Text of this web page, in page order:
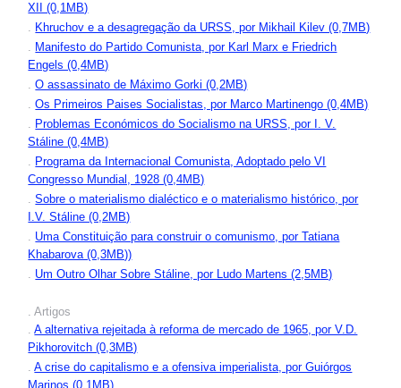
XII (0,1MB)
. Khruchov e a desagregação da URSS, por Mikhail Kilev (0,7MB)
. Manifesto do Partido Comunista, por Karl Marx e Friedrich
Engels (0,4MB)
.O assassinato de Máximo Gorki (0,2MB)
.Os Primeiros Paises Socialistas, por Marco Martinengo (0,4MB)
. Problemas Económicos do Socialismo na URSS, por I. V.
Stáline (0,4MB)
. Programa da Internacional Comunista, Adoptado pelo VI
Congresso Mundial, 1928 (0,4MB)
.Sobre o materialismo dialéctico e o materialismo histórico, por
I.V. Stáline (0,2MB)
. Uma Constituição para construir o comunismo, por Tatiana
Khabarova (0,3MB))
. Um Outro Olhar Sobre Stáline, por Ludo Martens (2,5MB)
. Artigos
.A alternativa rejeitada à reforma de mercado de 1965, por V.D.
Pikhorovitch (0,3MB)
.A crise do capitalismo e a ofensiva imperialista, por Guiórgos
Marinos (0,1MB)